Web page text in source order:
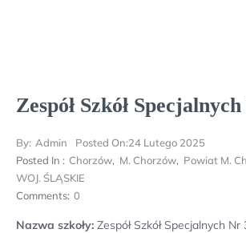
Zespół Szkół
By: Admin Posted On:24 Lutego 2025
Posted In : Chorzów, M. Chorzów, Powiat M.
WOJ. ŚLĄSKIE
Comments: 0
Nazwa szkoły: Zespół Szkół Specjalnych Nr